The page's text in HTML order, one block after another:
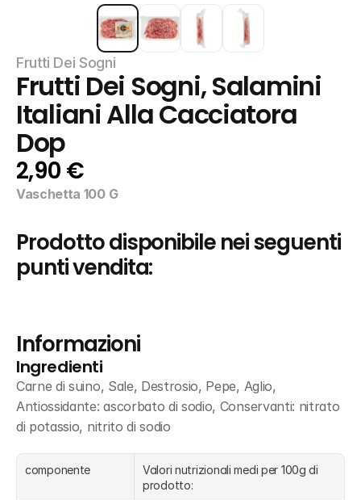
Frutti Dei Sogni
Frutti Dei Sogni, Salamini
Italiani Alla Cacciatora
Dop
2,90 €
Vaschetta 100 G
Prodotto disponibile nei seguenti
punti vendita:
Informazioni
Ingredienti
Carne di suino, Sale, Destrosio, Pepe, Aglio,
Antiossidante: ascorbato di sodio, Conservanti: nitrato
di potassio, nitrito di sodio
componente
Valori nutrizionali medi per 100g di
prodotto: